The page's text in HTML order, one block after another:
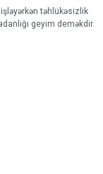
işləyərkən təhlükəsizlik
geyim deməkdir.